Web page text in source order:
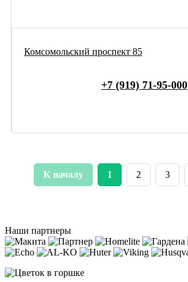
Комсомольский проспект 85
+7 (919) 71-95-000
К началу 1 2 3
Наши партнеры